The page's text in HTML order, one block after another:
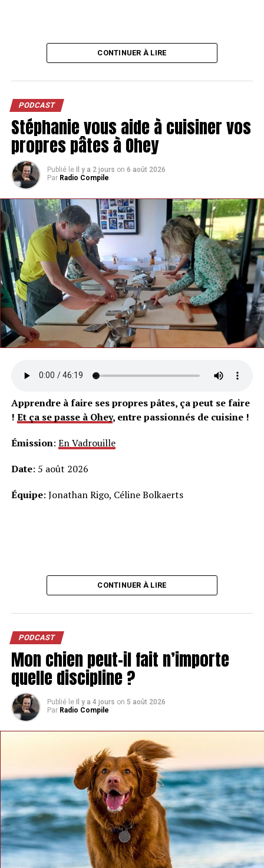
CONTINUER À LIRE
PODCAST
Stéphanie vous aide à cuisiner vos
propres pâtes à Ohey
Publié le Il y a 2 jours on 6 août 2026
Par Radio Compile
Apprendre à faire ses propres pâtes, ça peut se faire
! Et ça se passe à Ohey, entre passionnés de cuisine !
Émission: En Vadrouille
Date: 5 août 2026
Équipe: Jonathan Rigo, Céline Bolkaerts
CONTINUER À LIRE
PODCAST
Mon chien peut-il fait n’importe
quelle discipline ?
Publié le Il y a 4 jours on 5 août 2026
Par Radio Compile